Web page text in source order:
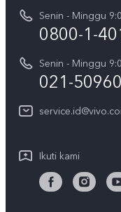
Y05
X300 Pro
Gerai Terdekat
Otentikasi IMEI
Kebijakan Garansi vivo
Layanan Perbaikan
Unduh LUT untuk
Pemberitahuan Hukum
Tentang Kami
Pusat Privasi vivo
Senin - Minggu
0800-1-
Senin - Minggu
021-
Ikuti kami